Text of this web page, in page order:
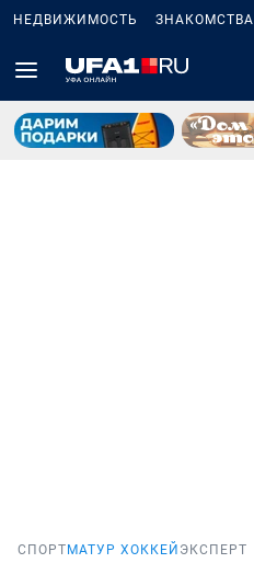
НЕДВИЖИМОСТЬ ЗНАКОМСТВА
СПОРТ МАТУР ХОККЕЙ ЭКСПЕРТ